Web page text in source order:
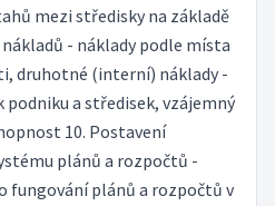
mezi středisky na základě
- náklady podle místa
druhotné (interní) náklady -
podniku a středisek, vzájemný
10. Postavení
plánů a rozpočtů -
fungování plánů a rozpočtů v